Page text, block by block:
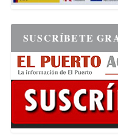
SUSCRÍBETE